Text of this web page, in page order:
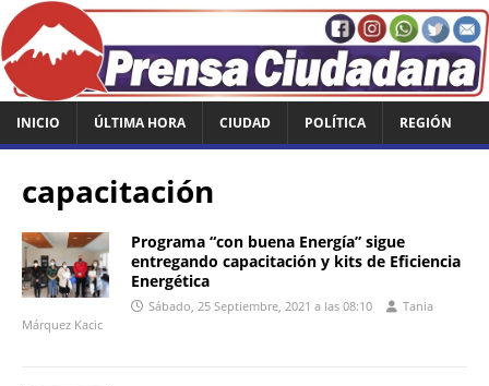
INICIO ÚLTIMA HORA CIUDAD POLÍTICA REGIÓN
capacitación
Programa “con buena Energía” sigue
entregando capacitación y kits de Eficiencia
Energética
Sábado, 25 Septiembre, 2021 a las 08:10
Tania
Márquez Kacic